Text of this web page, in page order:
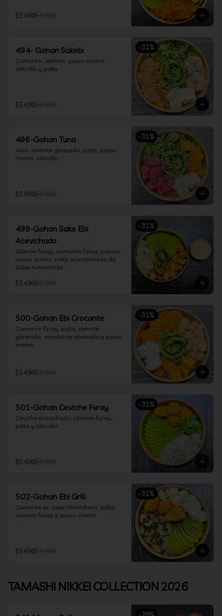
$5.490$7.990
-31%
494- Gohan Sakebi
Camarón, salmón, queso crema,
cebollín y palta.
$5.490$7.990
-31%
496-Gohan Tuna
Atún, camote glaseado, palta, queso
crema, cebollín.
$5.490$7.990
-31%
499-Gohan Sake Ebi
Acevichado
Salmón furay, camarón furay, pepino,
queso crema, palta acompañado de
Salsa Acevichada.
$5.490$7.990
-31%
500-Gohan Ebi Crocante
Camarón furay, palta, camote
glaseado, zanahoria glaseada y queso
crema.
$5.490$7.990
-31%
501-Gohan Ceviche Furay
Ceviche acevichado, camote furay,
palta y cebollín.
$5.490$7.990
-31%
502-Gohan Ebi Grill
Camarón en salsa chimichurri, palta,
camote furay y queso crema.
$5.490$7.990
TAMASHI NIKKEI COLLECTION 2026